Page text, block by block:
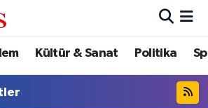
Kültür & Sanat Politika